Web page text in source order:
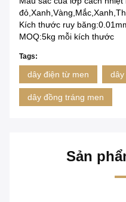
Kích thước ruy
MOQ:5kg mỗi kích thước
Tags:
dây điện từ men dây
dây đồng tráng men
Sản